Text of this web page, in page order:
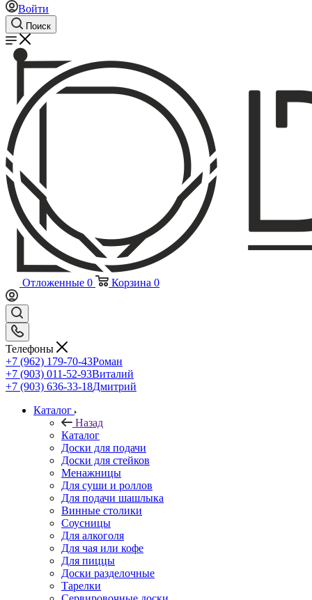
Войти
Поиск
Отложенные 0 Корзина 0
Телефоны
+7 (962) 179-70-43Роман
+7 (903) 011-52-93Виталий
+7 (903) 636-33-18Дмитрий
Каталог
Назад
Каталог
Доски для подачи
Доски для стейков
Менажницы
Для суши и роллов
Для подачи шашлыка
Винные столики
Соусницы
Для алкоголя
Для чая или кофе
Для пиццы
Доски разделочные
Тарелки